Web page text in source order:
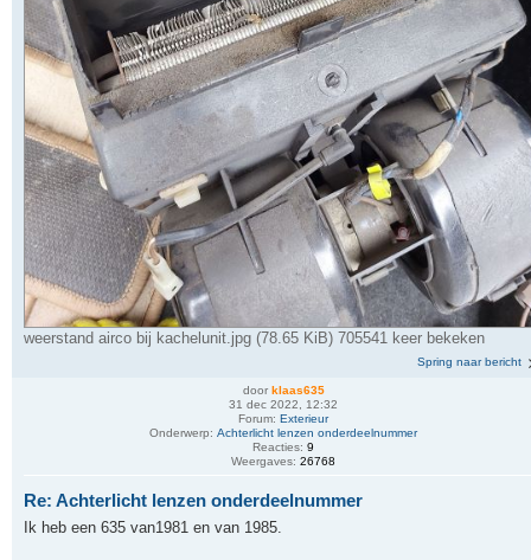
weerstand airco bij kachelunit.jpg (78.65 KiB) 705541 keer bekeken
Spring naar bericht
door klaas635
31 dec 2022, 12:32
Forum: Exterieur
Onderwerp: Achterlicht lenzen onderdeelnummer
Reacties: 9
Weergaves: 26768
Re: Achterlicht lenzen onderdeelnummer
Ik heb een 635 van1981 en van 1985.